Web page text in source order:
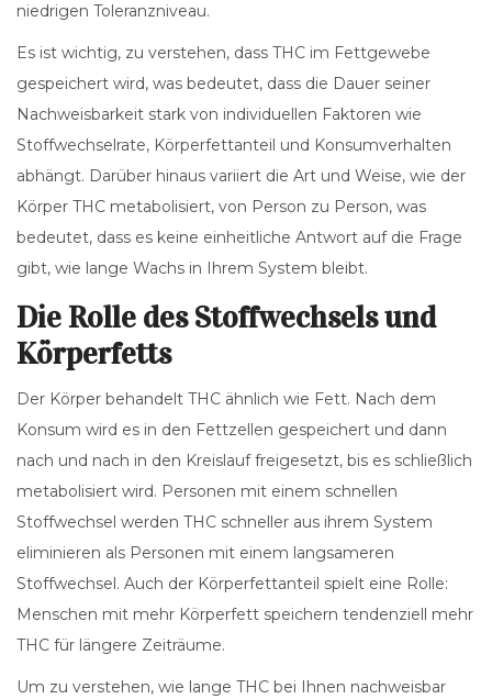
niedrigen Toleranzniveau.
Es ist wichtig, zu verstehen, dass THC im Fettgewebe
gespeichert wird, was bedeutet, dass die Dauer seiner
Nachweisbarkeit stark von individuellen Faktoren wie
Stoffwechselrate, Körperfettanteil und Konsumverhalten
abhängt. Darüber hinaus variiert die Art und Weise, wie der
Körper THC metabolisiert, von Person zu Person, was
bedeutet, dass es keine einheitliche Antwort auf die Frage
gibt, wie lange Wachs in Ihrem System bleibt.
Die Rolle des Stoffwechsels und
Körperfetts
Der Körper behandelt THC ähnlich wie Fett. Nach dem
Konsum wird es in den Fettzellen gespeichert und dann
nach und nach in den Kreislauf freigesetzt, bis es schließlich
metabolisiert wird. Personen mit einem schnellen
Stoffwechsel werden THC schneller aus ihrem System
eliminieren als Personen mit einem langsameren
Stoffwechsel. Auch der Körperfettanteil spielt eine Rolle:
Menschen mit mehr Körperfett speichern tendenziell mehr
THC für längere Zeiträume.
Um zu verstehen, wie lange THC bei Ihnen nachweisbar